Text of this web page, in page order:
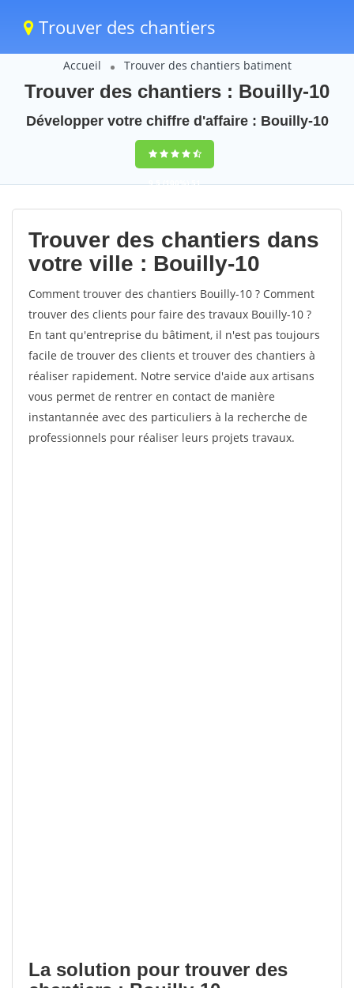
Trouver des chantiers
Accueil Trouver des chantiers batiment
Trouver des chantiers : Bouilly-10
Développer votre chiffre d'affaire : Bouilly-10
9,5(100%)51
votes
Trouver des chantiers dans
votre ville : Bouilly-10
Comment trouver des chantiers Bouilly-10 ? Comment
trouver des clients pour faire des travaux Bouilly-10 ?
En tant qu'entreprise du bâtiment, il n'est pas toujours
facile de trouver des clients et trouver des chantiers à
réaliser rapidement. Notre service d'aide aux artisans
vous permet de rentrer en contact de manière
instantannée avec des particuliers à la recherche de
professionnels pour réaliser leurs projets travaux.
La solution pour trouver des